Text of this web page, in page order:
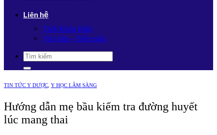
Liên hệ
Thời Khóa Biểu
Văn bản – Biểu mẫu
TIN TỨC Y DƯỢC Y HỌC LÂM SÀNG
Hướng dẫn mẹ bầu kiểm tra đường huyết
lúc mang thai